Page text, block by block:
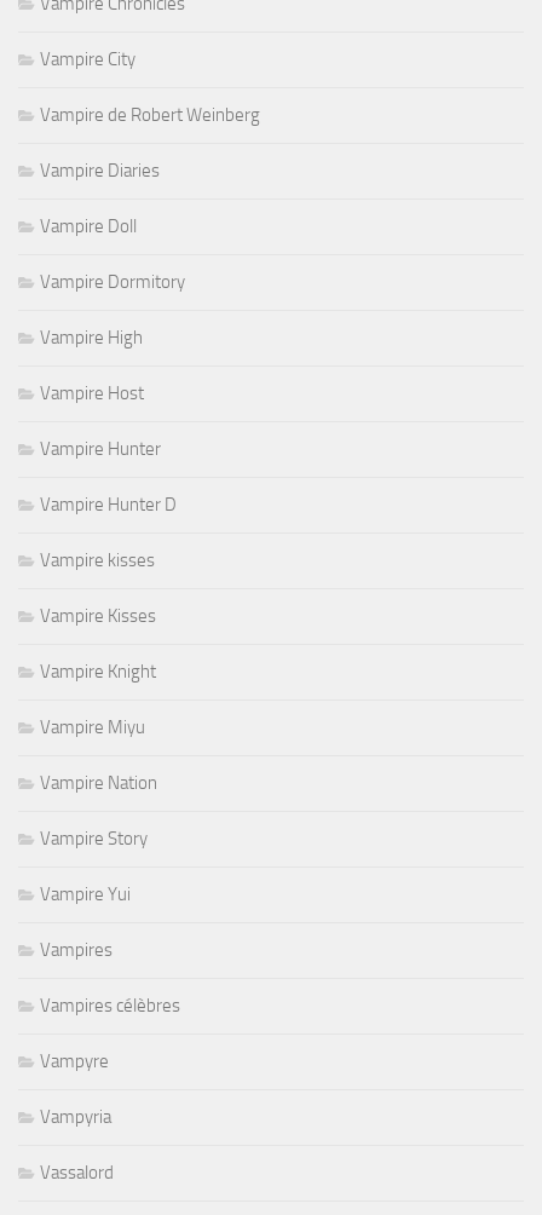
Vampire City
Vampire de Robert Weinberg
Vampire Diaries
Vampire Doll
Vampire Dormitory
Vampire High
Vampire Host
Vampire Hunter
Vampire Hunter D
Vampire kisses
Vampire Kisses
Vampire Knight
Vampire Miyu
Vampire Nation
Vampire Story
Vampire Yui
Vampires
Vampires célèbres
Vampyre
Vampyria
Vassalord